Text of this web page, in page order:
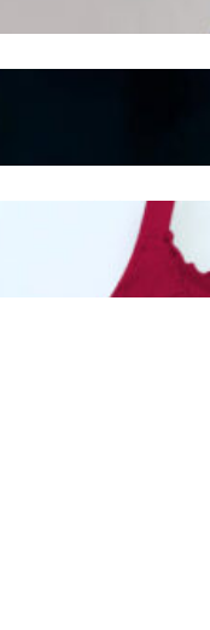
Kepribadian
Dari Warna Bra